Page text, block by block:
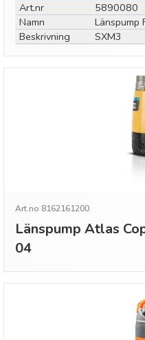
Art.nr
5890080
Namn
Länspump
Beskrivning
SXM3
Art.no 8162161200
Länspump Atlas
04